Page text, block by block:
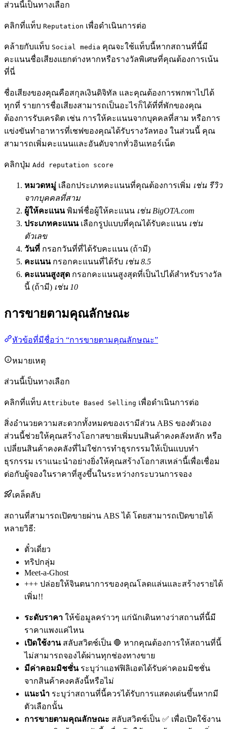
ส่วนนี้เป็นทางเลือก
คลิกที่แท็บ Reputation เพื่อดำเนินการต่อ
คล้ายกับแท็บ Social media คุณจะใช้แท็บนี้หากสถานที่นี้มี
คะแนนชื่อเสียงแยกต่างหากหรือรางวัลพิเศษที่คุณต้องการเน้น
ที่นี่
ชื่อเสียงของคุณคือสกุลเงินดิจิทัล และคุณต้องการพกพาไปได้
ทุกที่ รายการชื่อเสียงสามารถเป็นอะไรก็ได้ที่ที่พักของคุณ
ต้องการรับเครดิต เช่น การให้คะแนนจากบุคคลที่สาม หรือการ
แข่งขันทำอาหารที่เชฟของคุณได้รับรางวัลทอง ในส่วนนี้ คุณ
สามารถเพิ่มคะแนนและอันดับจากทั่วอินเทอร์เน็ต
คลิกปุ่ม Add reputation score
หมวดหมู่ เลือกประเภทคะแนนที่คุณต้องการเพิ่ม เช่น รีวิว
จากบุคคลที่สาม
ผู้ให้คะแนนพิมพ์ชื่อผู้ให้คะแนน เช่น BigOTA.com
ประเภทคะแนนเลือกรูปแบบที่คุณได้รับคะแนน เช่น
ตัวเลข
วันที่ กรอกวันที่ที่ได้รับคะแนน (ถ้ามี)
คะแนนกรอกคะแนนที่ได้รับ เช่น 8.5
คะแนนสูงสุด กรอกคะแนนสูงสุดที่เป็นไปได้สำหรับรางวัล
นี้ (ถ้ามี) เช่น 10
การขายตามคุณลักษณะ
หัวข้อที่มีชื่อว่า “การขายตามคุณลักษณะ”
หมายเหตุ
ส่วนนี้เป็นทางเลือก
คลิกที่แท็บ Attribute Based Selling เพื่อดำเนินการต่อ
สิ่งอำนวยความสะดวกทั้งหมดของเรามีส่วน ABS ของตัวเอง
ส่วนนี้ช่วยให้คุณสร้างโอกาสขายเพิ่มบนสินค้าคงคลังหลัก หรือ
เปลี่ยนสินค้าคงคลังที่ไม่ใช่การทำธุรกรรมให้เป็นแบบทำ
ธุรกรรม เราแนะนำอย่างยิ่งให้คุณสร้างโอกาสเหล่านี้เพื่อเชื่อม
ต่อกับผู้จองในราคาที่สูงขึ้นในระหว่างกระบวนการจอง
เคล็ดลับ
สถานที่สามารถเปิดขายผ่าน ABS ได้ โดยสามารถเปิดขายได้
หลายวิธี:
ตั๋วเดี่ยว
ทริปกลุ่ม
Meet-a-Ghost
+++ ปล่อยให้จินตนาการของคุณโลดแล่นและสร้างรายได้
เพิ่ม!!
ระดับราคา ให้ข้อมูลคร่าวๆ แก่นักเดินทางว่าสถานที่นี้มี
ราคาแพงแค่ไหน
เปิดใช้งานสลับสวิตช์เป็น 🛑 หากคุณต้องการให้สถานที่นี้
ไม่สามารถจองได้ผ่านทุกช่องทางขาย
มีค่าคอมมิชชั่นระบุว่าแอฟฟิลิเอตได้รับค่าคอมมิชชั่น
จากสินค้าคงคลังนี้หรือไม่
แนะนำ ระบุว่าสถานที่นี้ควรได้รับการแสดงเด่นขึ้นหากมี
ตัวเลือกนั้น
การขายตามคุณลักษณะ สลับสวิตช์เป็น ✅ เพื่อเปิดใช้งาน